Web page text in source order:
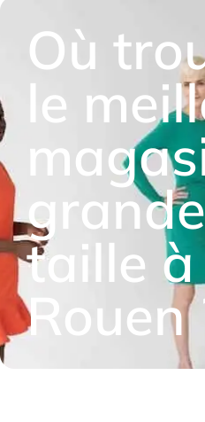
Où
le
grande
taille à
Rouen